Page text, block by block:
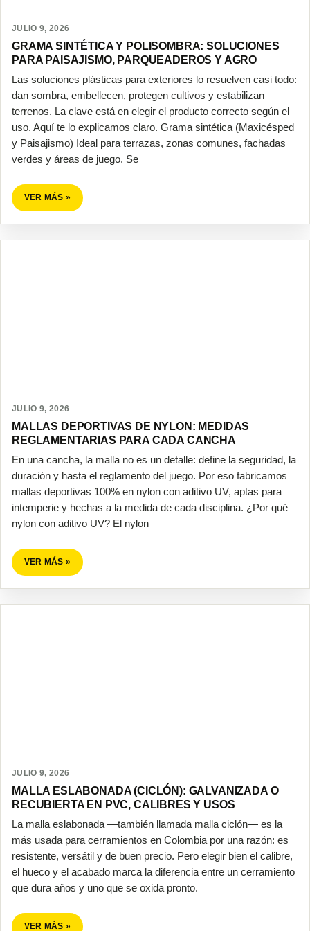
GRAMA SINTÉTICA Y POLISOMBRA: SOLUCIONES
PARA PAISAJISMO, PARQUEADEROS Y AGRO
JULIO 9, 2026
Las soluciones plásticas para exteriores lo resuelven casi todo:
dan sombra, embellecen, protegen cultivos y estabilizan
terrenos. La clave está en elegir el producto correcto según el
uso. Aquí te lo explicamos claro. Grama sintética (Maxicésped
y Paisajismo) Ideal para terrazas, zonas comunes, fachadas
verdes y áreas de juego. Se
VER MÁS »
MALLAS DEPORTIVAS DE NYLON: MEDIDAS
REGLAMENTARIAS PARA CADA CANCHA
JULIO 9, 2026
En una cancha, la malla no es un detalle: define la seguridad, la
duración y hasta el reglamento del juego. Por eso fabricamos
mallas deportivas 100% en nylon con aditivo UV, aptas para
intemperie y hechas a la medida de cada disciplina. ¿Por qué
nylon con aditivo UV? El nylon
VER MÁS »
MALLA ESLABONADA (CICLÓN): GALVANIZADA O
RECUBIERTA EN PVC, CALIBRES Y USOS
JULIO 9, 2026
La malla eslabonada —también llamada malla ciclón— es la
más usada para cerramientos en Colombia por una razón: es
resistente, versátil y de buen precio. Pero elegir bien el calibre,
el hueco y el acabado marca la diferencia entre un cerramiento
que dura años y uno que se oxida pronto.
VER MÁS »